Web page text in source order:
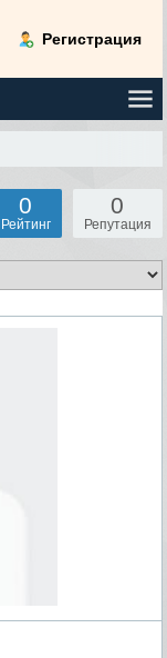
Регистрация
0
Репутация
0
Рейтинг